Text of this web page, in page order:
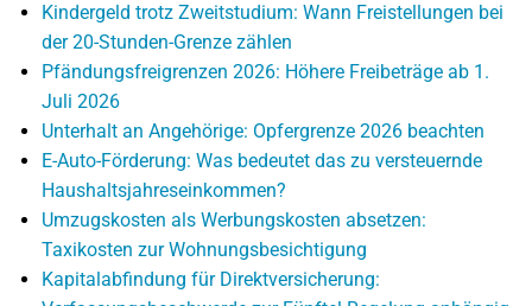
Kindergeld trotz Zweitstudium: Wann Freistellungen bei
der 20-Stunden-Grenze zählen
Pfändungsfreigrenzen 2026: Höhere Freibeträge ab 1.
Juli 2026
Unterhalt an Angehörige: Opfergrenze 2026 beachten
E-Auto-Förderung: Was bedeutet das zu versteuernde
Haushaltsjahreseinkommen?
Umzugskosten als Werbungskosten absetzen:
Taxikosten zur Wohnungsbesichtigung
Kapitalabfindung für Direktversicherung: